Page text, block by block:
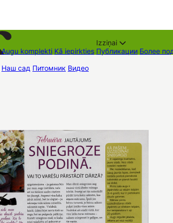
Augu komplekti Kā iepirkties
Izziņai
Публикации Более
Наш сад Питомник Видео